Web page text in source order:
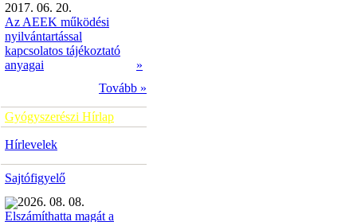
2017. 06. 20.
Az AEEK működési
nyilvántartással
kapcsolatos tájékoztató
anyagai
»
Tovább »
Gyógyszerészi Hírlap
Hírlevelek
Sajtófigyelő
2026. 08. 08.
Elszámíthatta magát a